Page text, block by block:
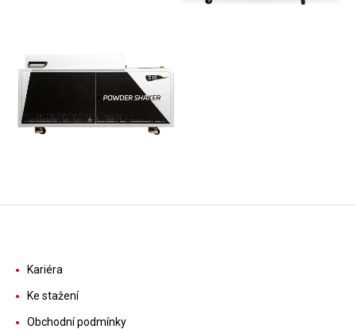
Kariéra
Ke stažení
Obchodní podmínky